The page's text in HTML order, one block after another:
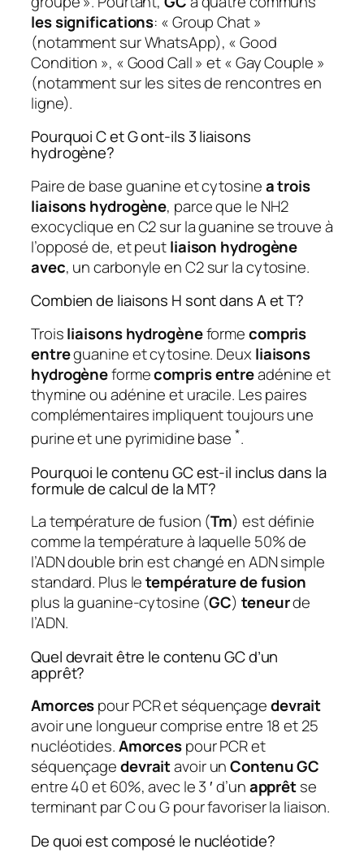
les significations: « Group Chat »
(notamment sur WhatsApp), « Good
Condition », « Good Call » et « Gay Couple »
(notamment sur les sites de rencontres en
ligne).
Pourquoi C et G ont-ils 3 liaisons
hydrogène?
Paire de base guanine et cytosinea trois
liaisons hydrogène, parce que le NH2
exocyclique en C2 sur la guanine se trouve à
l’opposé de, et peutliaison hydrogène
avec, un carbonyle en C2 sur la cytosine.
Combien de liaisons H sont dans A et T?
Troisliaisons hydrogèneformecompris
entreguanine et cytosine. Deux liaisons
hydrogèneformecompris entreadénine et
thymine ou adénine et uracile. Les paires
complémentaires impliquent toujours une
purine et une pyrimidine base *.
Pourquoi le contenu GC est-il inclus dans la
formule de calcul de la MT?
La température de fusion (Tm) est définie
comme la température à laquelle 50% de
l’ADN double brin est changé en ADN simple
standard. Plus letempérature de fusion
plus la guanine-cytosine (GC)teneurde
l’ADN.
Quel devrait être le contenu GC d’un
apprêt?
Amorcespour PCR et séquençagedevrait
avoir une longueur comprise entre 18 et 25
nucléotides.Amorcespour PCR et
séquençagedevraitavoir unContenu GC
entre 40 et 60%, avec le 3 ′ d’unapprêtse
terminant par C ou G pour favoriser la liaison.
De quoi est composé le nucléotide?